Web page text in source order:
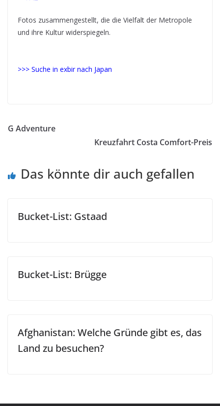
Fotos zusammengestellt, die die Vielfalt der Metropole
und ihre Kultur widerspiegeln.
>>> Suche in exbir nach Japan
G Adventure
Kreuzfahrt Costa Comfort-Preis
Das könnte dir auch gefallen
Bucket-List: Gstaad
Bucket-List: Brügge
Afghanistan: Welche Gründe gibt es, das
Land zu besuchen?